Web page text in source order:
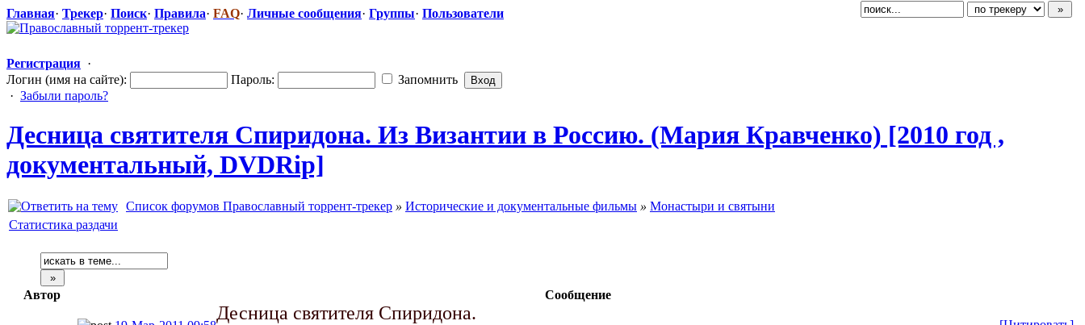
Главная· Трекер· Поиск· Правила· FAQ· Личные сообщения· Группы· Пользователи
Регистрация ·
Логин (имя на сайте):
Пароль:
Запомнить
· Забыли пароль?
Десница святителя Спиридона. Из Византии в Россию. (Мария Кравченко) [2010 год ,
документальн​ый, DVDRip]
Список форумов Православный торрент-трекер » Исторические и документальные фильмы » Монастыри и святыни
Статистика раздачи
Автор Сообщение
Десница святителя Спиридона.